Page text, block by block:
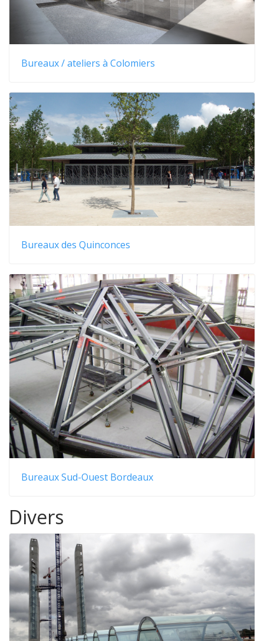
Bureaux / ateliers à Colomiers
Bureaux des Quinconces
Bureaux Sud-Ouest Bordeaux
Divers